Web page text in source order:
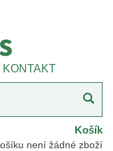
KONTAKT
Košík
není žádné zboží